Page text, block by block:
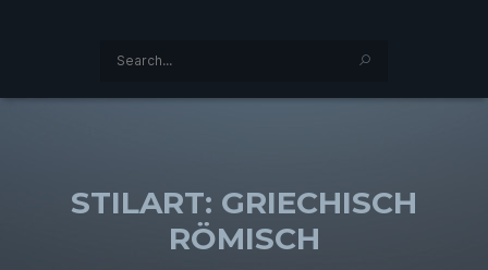
STILART: GRIECHISCH
RÖMISCH